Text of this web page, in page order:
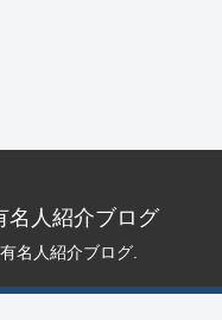
名人紹介ブログ
名人紹介ブログ.